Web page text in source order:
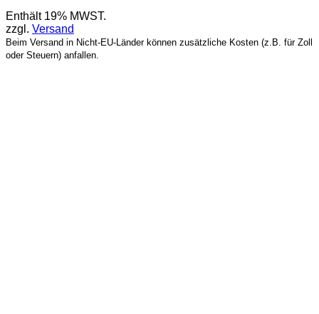
Enthält 19% MWST.
zzgl. Versand
Beim Versand in Nicht-EU-Länder können zusätzliche Kosten (z.B. für Zoll
oder Steuern) anfallen.